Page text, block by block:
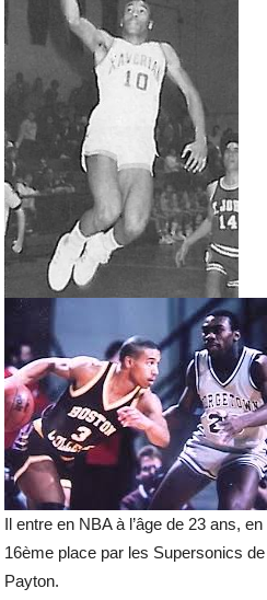
Il entre en NBA à l’âge de 23 ans,
16ème place par les Supersonics
Payton.